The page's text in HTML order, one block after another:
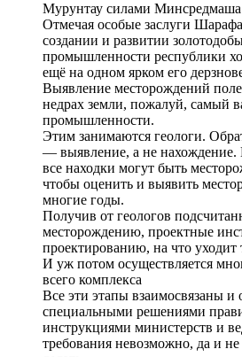
Мурунтау силами
Отмечая особые заслуги
создании и развитии
промышленности республики
ещё на одном ярком его
Выявление месторождений
недрах земли, пожалуй, самый
промышленности.
Этим занимаются геологи.
— выявление, а не нахождение.
все находки могут быть
чтобы оценить и выявить
многие годы.
Получив от геологов
месторождению, проектные
проектированию, на что
И уж потом осуществляется
всего комплекса
Все эти этапы взаимосвязаны и
специальными решениями
инструкциями министерств и
требования невозможно, да и